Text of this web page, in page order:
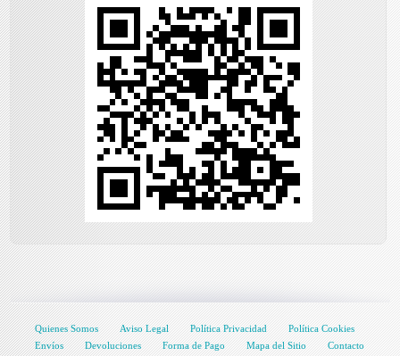
Quienes Somos Aviso Legal Política Privacidad
Política Cookies
Envíos
Devoluciones Forma de Pago Mapa del Sitio Contacto